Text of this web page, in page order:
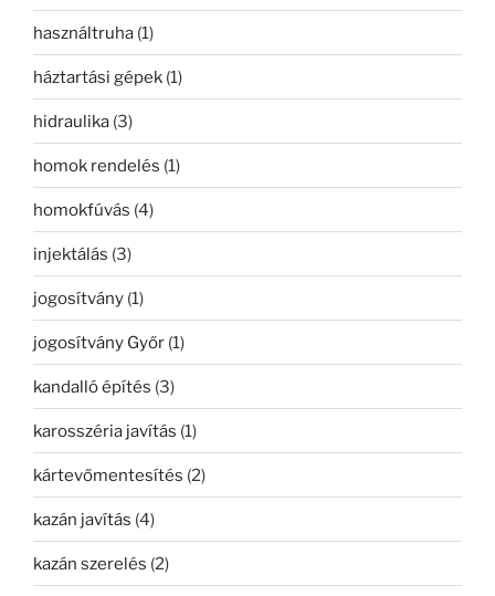
használtruha (1)
háztartási gépek (1)
hidraulika (3)
homok rendelés (1)
homokfúvás (4)
injektálás (3)
jogosítvány (1)
jogosítvány Győr (1)
kandalló építés (3)
karosszéria javítás (1)
kártevőmentesítés (2)
kazán javítás (4)
kazán szerelés (2)